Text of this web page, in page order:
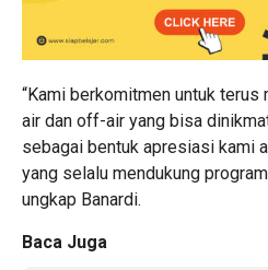
“Kami berkomitmen untuk
air dan off-air yang bisa
sebagai bentuk apresiasi kami
yang selalu mendukung
ungkap Banardi.
Baca Juga